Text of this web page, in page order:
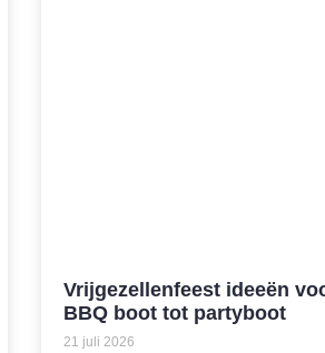
Vrijgezellenfeest ideeën
BBQ boot tot partyboot
21 juli 2026